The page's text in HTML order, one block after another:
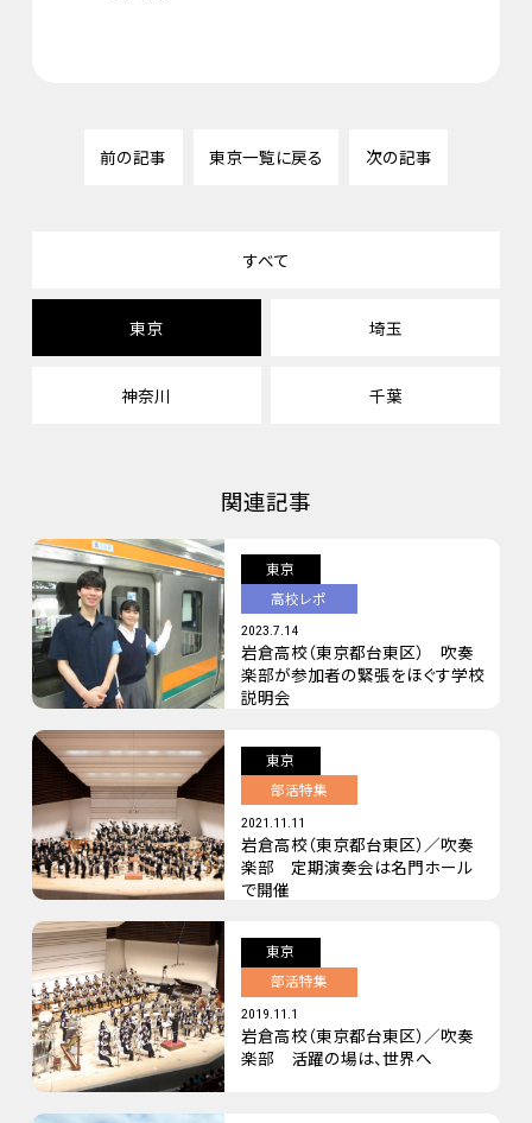
前の記事 東京一覧に戻る 次の記事
すべて
東京 埼玉
神奈川 千葉
関連記事
東京
高校レポ
2023.7.14
岩倉高校（東京都台東区） 吹奏
楽部が参加者の緊張をほぐす学校
説明会
東京
部活特集
2021.11.11
岩倉高校（東京都台東区）／吹奏
楽部 定期演奏会は名門ホール
で開催
東京
部活特集
2019.11.1
岩倉高校（東京都台東区）／吹奏
楽部 活躍の場は、世界へ